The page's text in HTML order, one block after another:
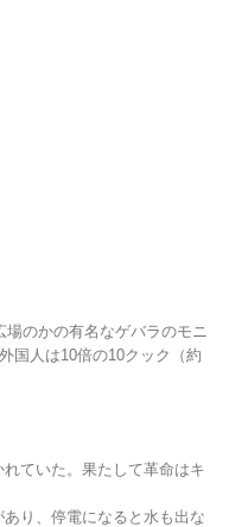
のかの有名なゲバラのモニ
国人は10倍の10クック（約
ていた。果たして革命はキ
り、停電になると水も出な